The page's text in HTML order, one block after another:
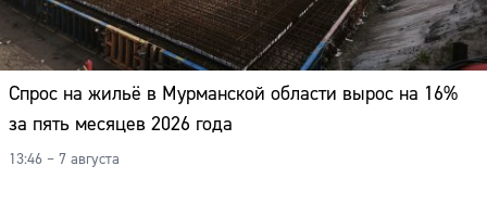
Спрос на жильё в Мурманской области вырос на 16%
за пять месяцев 2026 года
13:46 – 7 августа